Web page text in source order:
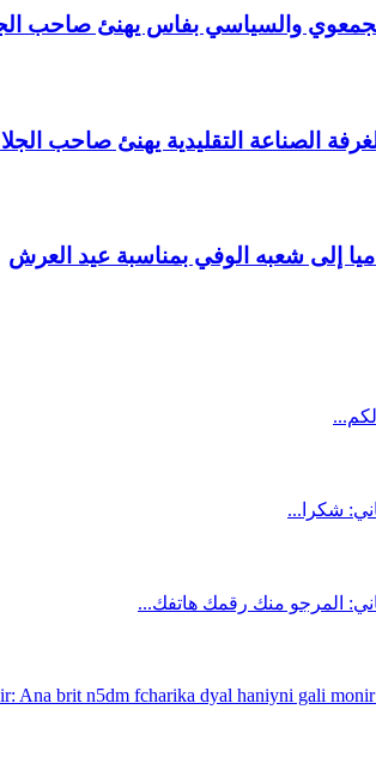
والسياسي بفاس يهنئ صاحب الجلالة بمناسبة
التقليدية يهنئ صاحب الجلالة محمد
إلى شعبه الوفي بمناسبة عيد العرش
شكرا...
المرجو منك رقمك هاتفك...
Ana brit n5dm fcharika dyal haniyni gali monir